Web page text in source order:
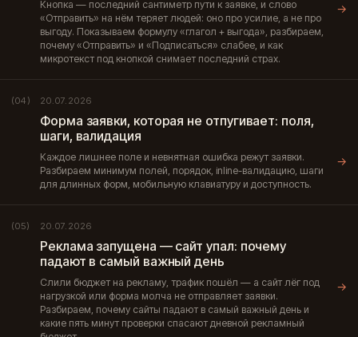
Кнопка — последний сантиметр пути к заявке, и слово
«Отправить» на нём теряет людей: оно про усилие, а не про
выгоду. Показываем формулу «глагол + выгода», разбираем,
почему «Отправить» и «Подписаться» слабее, и как
микротекст под кнопкой снимает последний страх.
→
(04) 20.07.2026
Форма заявки, которая не отпугивает: поля,
шаги, валидация
Каждое лишнее поле и невнятная ошибка режут заявки.
Разбираем минимум полей, порядок, inline-валидацию, шаги
для длинных форм, мобильную клавиатуру и доступность.
→
(05) 20.07.2026
Реклама запущена — сайт упал: почему
падают в самый важный день
Слили бюджет на рекламу, трафик пошёл — а сайт лёг под
нагрузкой или форма молча не отправляет заявки.
Разбираем, почему сайты падают в самый важный день и
какие пять минут проверки спасают дневной рекламный
→